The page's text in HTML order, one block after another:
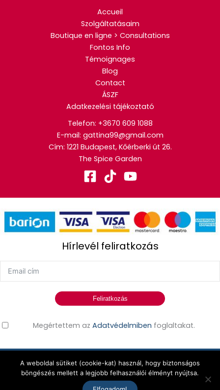
Accueil
Szolgáltatásaim
Boutique en ligne > Consultations
Fontos Info
Témoignages
Blog
Contact
ÁSZF
Adatkezelési tájékoztató
Telefon: +3670 609 1088
E-mail: gattina99@gmail.com
Cím: 1221 Budapest, Kőérberki út 26.
The Spice Garden
Hírlevél feliratkozás
Feliratkozás
Megértettem az Adatvédelmiben foglaltakat.
Erdős Edina © 2026 Minden jog fenntartva!
A weboldal sütiket (cookie-kat) használ, hogy biztonságos
böngészés mellett a legjobb felhasználói élményt nyújtsa.